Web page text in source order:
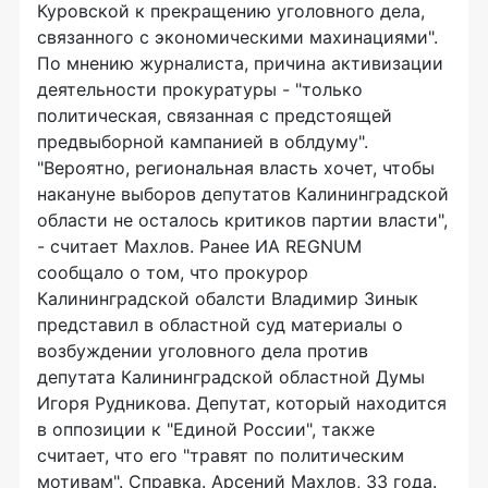
Куровской к прекращению уголовного дела,
связанного с экономическими махинациями".
По мнению журналиста, причина активизации
деятельности прокуратуры - "только
политическая, связанная с предстоящей
предвыборной кампанией в облдуму".
"Вероятно, региональная власть хочет, чтобы
накануне выборов депутатов Калининградской
области не осталось критиков партии власти",
- считает Махлов. Ранее ИА REGNUM
сообщало о том, что прокурор
Калининградской обалсти Владимир Зинык
представил в областной суд материалы о
возбуждении уголовного дела против
депутата Калининградской областной Думы
Игоря Рудникова. Депутат, который находится
в оппозиции к "Единой России", также
считает, что его "травят по политическим
мотивам". Справка. Арсений Махлов, 33 года.